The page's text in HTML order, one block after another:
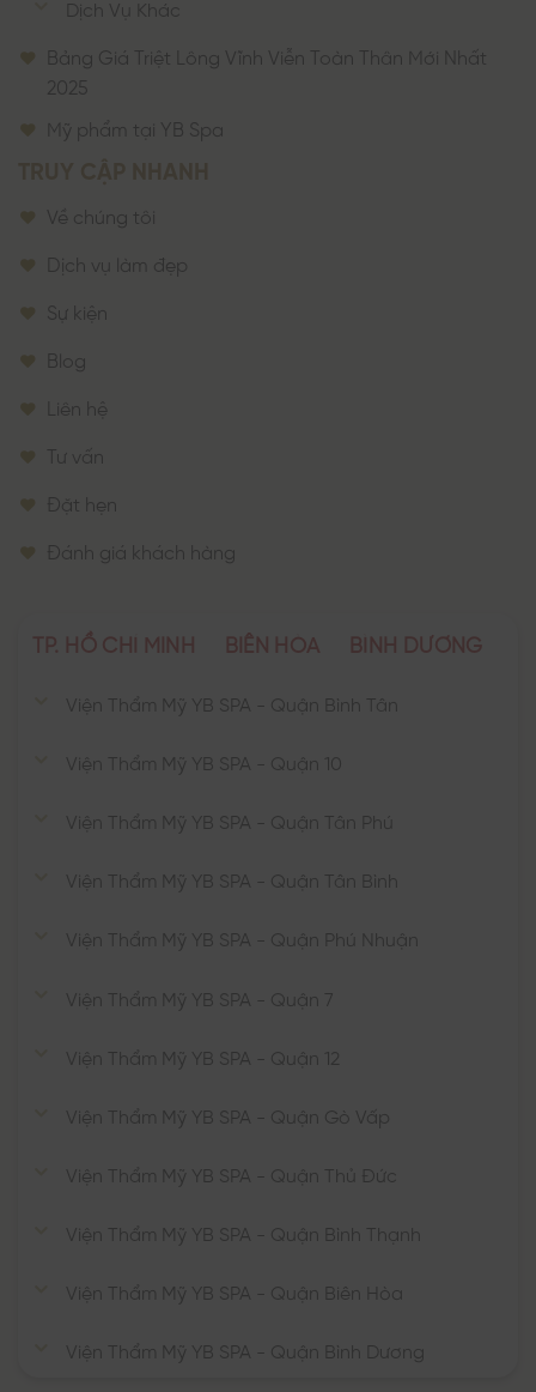
Dịch Vụ Khác
Bảng Giá Triệt Lông Vĩnh Viễn Toàn Thân Mới Nhất
2025
Mỹ phẩm tại YB Spa
Về chúng tôi
Dịch vụ làm đẹp
Sự kiện
Blog
Liên hệ
Tư vấn
Đặt hẹn
Đánh giá khách hàng
TP. HỒ CHÍ MINH BIÊN HÒA BÌNH DƯƠNG
Viện Thẩm Mỹ YB SPA - Quận Bình Tân
Viện Thẩm Mỹ YB SPA - Quận 10
Viện Thẩm Mỹ YB SPA - Quận Tân Phú
Viện Thẩm Mỹ YB SPA - Quận Tân Bình
Viện Thẩm Mỹ YB SPA - Quận Phú Nhuận
Viện Thẩm Mỹ YB SPA - Quận 7
Viện Thẩm Mỹ YB SPA - Quận 12
Viện Thẩm Mỹ YB SPA - Quận Gò Vấp
Viện Thẩm Mỹ YB SPA - Quận Thủ Đức
Viện Thẩm Mỹ YB SPA - Quận Bình Thạnh
Viện Thẩm Mỹ YB SPA - Quận Biên Hòa
Viện Thẩm Mỹ YB SPA - Quận Bình Dương